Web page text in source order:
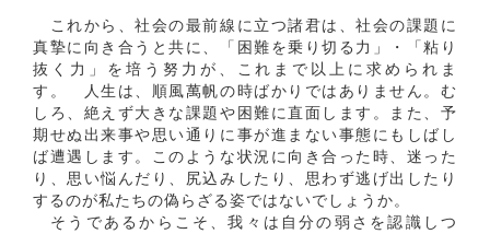
これから、社会の最前線に立つ諸君は、社会の課題に
真摯に向き合うと共に、「困難を乗り切る力」・「粘り
抜く力」を培う努力が、これまで以上に求められま
す。 人生は、順風萬帆の時ばかりではありません。む
しろ、絶えず大きな課題や困難に直面します。また、予
期せぬ出来事や思い通りに事が進まない事態にもしばし
ば遭遇します。このような状況に向き合った時、迷った
り、思い悩んだり、尻込みしたり、思わず逃げ出したり
するのが私たちの偽らざる姿ではないでしょうか。
そうであるからこそ、我々は自分の弱さを認識しつ